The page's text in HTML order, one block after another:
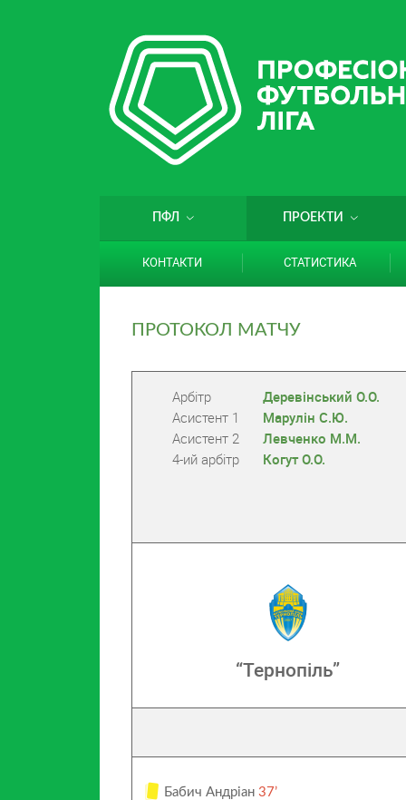
ПФЛ ПРОЕКТИ
КОНТАКТИ СТАТИСТИКА
ПРОТОКОЛ МАТЧУ
Арбітр
Деревінський О.О.
Асистент 1
Марулін С.Ю.
Асистент 2
Левченко М.М.
4-ий арбітр
Когут О.О.
“Тернопіль”
Бабич Андріан 37’